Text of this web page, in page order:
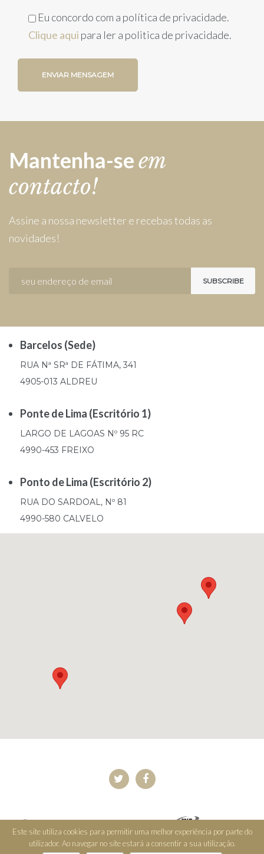
Eu concordo com a política de privacidade.
Clique aqui para ler a politica de privacidade.
Mantenha-seem
contacto!
Assine a nossa newsletter e recebas todas as
novidades!
SUBSCRIBE
Barcelos (Sede)
RUA Nª SRª DE FÁTIMA, 341
4905-013 ALDREU
Ponte de Lima (Escritório 1)
LARGO DE LAGOAS Nº 95 RC
4990-453 FREIXO
Ponto de Lima (Escritório 2)
RUA DO SARDOAL, Nº 81
4990-580 CALVELO
© 2026 FJS Consultoria. Desenvolvido por .Política de
Privacidade
Livro de Reclamações Eletrónico
Este site utiliza cookies para permitir uma melhor experiência por parte do
utilizador. Ao navegar no site estará a consentir a sua utilização.